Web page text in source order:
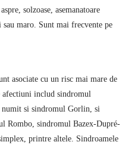
solzoase, asemanatoare
maro. Sunt mai frecvente pe
asociate cu un risc mai mare de
afectiuni includ sindromul
si sindromul Gorlin, si
Rombo, sindromul Bazex-Dupré-
printre altele. Sindroamele